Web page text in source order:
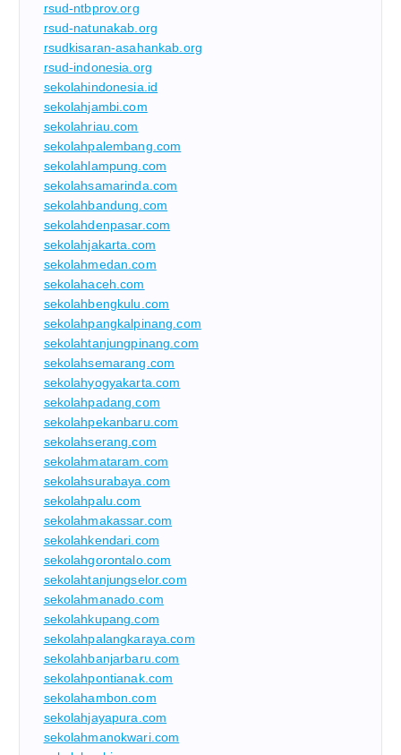
rsud-ntbprov.org
rsud-natunakab.org
rsudkisaran-asahankab.org
rsud-indonesia.org
sekolahindonesia.id
sekolahjambi.com
sekolahriau.com
sekolahpalembang.com
sekolahlampung.com
sekolahsamarinda.com
sekolahbandung.com
sekolahdenpasar.com
sekolahjakarta.com
sekolahmedan.com
sekolahaceh.com
sekolahbengkulu.com
sekolahpangkalpinang.com
sekolahtanjungpinang.com
sekolahsemarang.com
sekolahyogyakarta.com
sekolahpadang.com
sekolahpekanbaru.com
sekolahserang.com
sekolahmataram.com
sekolahsurabaya.com
sekolahpalu.com
sekolahmakassar.com
sekolahkendari.com
sekolahgorontalo.com
sekolahtanjungselor.com
sekolahmanado.com
sekolahkupang.com
sekolahpalangkaraya.com
sekolahbanjarbaru.com
sekolahpontianak.com
sekolahambon.com
sekolahjayapura.com
sekolahmanokwari.com